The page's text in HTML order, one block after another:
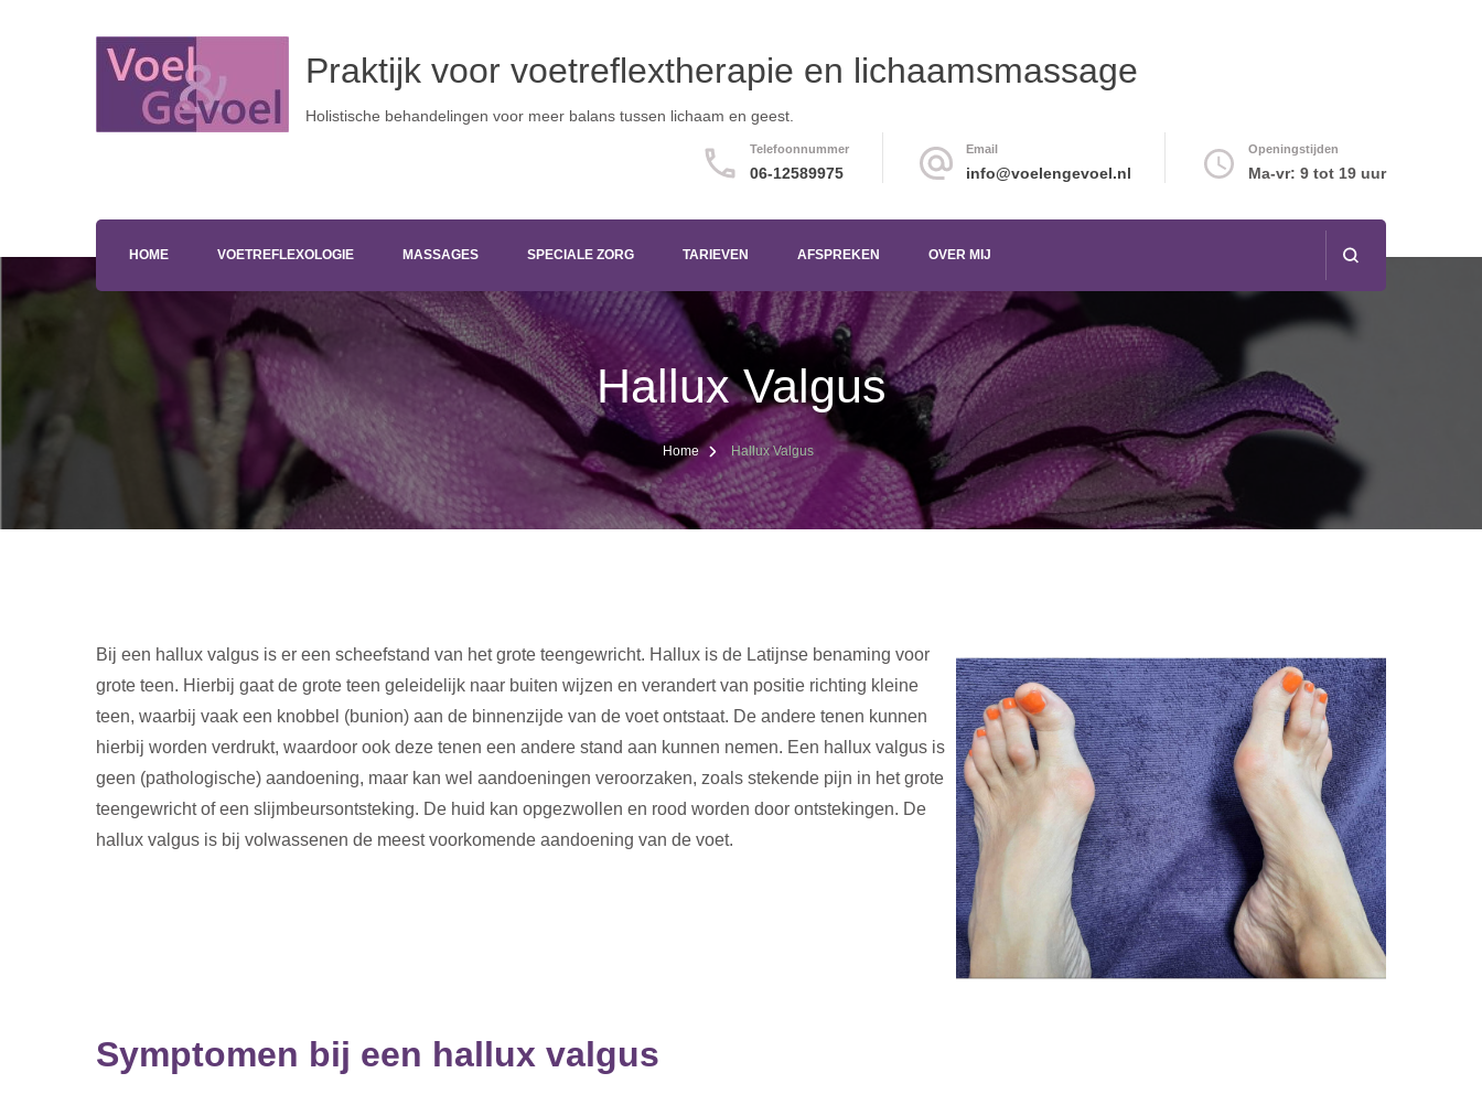
Praktijk voor voetreflextherapie en lichaamsmassage
Holistische behandelingen voor meer balans tussen lichaam en geest.
Telefoonnummer
06-12589975
Email
info@voelengevoel.nl
Openingstijden
Ma-vr: 9 tot 19 uur
HOME VOETREFLEXOLOGIE MASSAGES SPECIALE ZORG TARIEVEN AFSPREKEN OVER MIJ
Hallux Valgus
Home Hallux Valgus
Bij een hallux valgus is er een scheefstand van het grote teengewricht. Hallux is de Latijnse benaming voor
grote teen. Hierbij gaat de grote teen geleidelijk naar buiten wijzen en verandert van positie richting kleine
teen, waarbij vaak een knobbel (bunion) aan de binnenzijde van de voet ontstaat. De andere tenen kunnen
hierbij worden verdrukt, waardoor ook deze tenen een andere stand aan kunnen nemen. Een hallux valgus is
geen (pathologische) aandoening, maar kan wel aandoeningen veroorzaken, zoals stekende pijn in het grote
teengewricht of een slijmbeursontsteking. De huid kan opgezwollen en rood worden door ontstekingen. De
hallux valgus is bij volwassenen de meest voorkomende aandoening van de voet.
Symptomen bij een hallux valgus